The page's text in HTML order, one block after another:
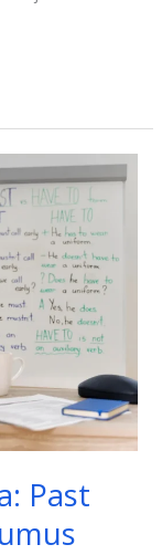
Past